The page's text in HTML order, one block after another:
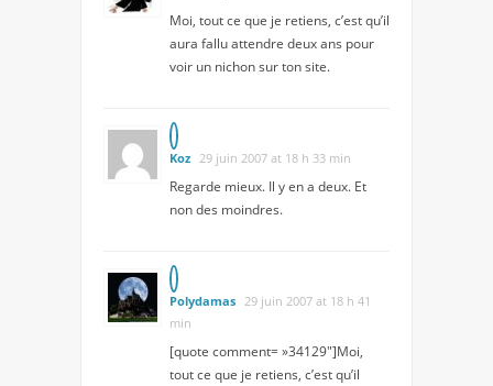
Moi, tout ce que je retiens, c’est qu’il
aura fallu attendre deux ans pour
voir un nichon sur ton site.
Koz 29 juin 2007 at 18 h 33 min
Regarde mieux. Il y en a deux. Et
non des moindres.
Polydamas 29 juin 2007 at 18 h 41
min
[quote comment= »34129″]Moi,
tout ce que je retiens, c’est qu’il